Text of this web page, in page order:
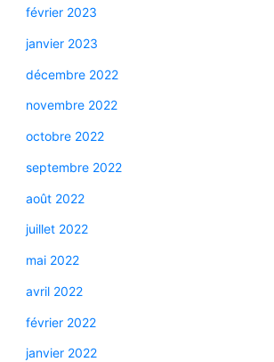
février 2023
janvier 2023
décembre 2022
novembre 2022
octobre 2022
septembre 2022
août 2022
juillet 2022
mai 2022
avril 2022
février 2022
janvier 2022